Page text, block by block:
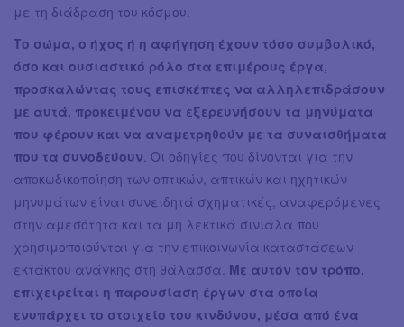
με τη διάδραση του κόσμου.
Το σώμα, ο ήχος ή η αφήγηση έχουν τόσο συμβολικό,
όσο και ουσιαστικό ρόλο στα επιμέρους έργα,
προσκαλώντας τους επισκέπτες να αλληλεπιδράσουν
με αυτά, προκειμένου να εξερευνήσουν τα μηνύματα
που φέρουν και να αναμετρηθούν με τα συναισθήματα
που τα συνοδεύουν. Οι οδηγίες που δίνονται για την
αποκωδικοποίηση των οπτικών, απτικών και ηχητικών
μηνυμάτων είναι συνειδητά σχηματικές, αναφερόμενες
στην αμεσότητα και τα μη λεκτικά σινιάλα που
χρησιμοποιούνται για την επικοινωνία καταστάσεων
εκτάκτου ανάγκης στη θάλασσα. Με αυτόν τον τρόπο,
επιχειρείται η παρουσίαση έργων στα οποία
ενυπάρχει το στοιχείο του κινδύνου, μέσα από ένα